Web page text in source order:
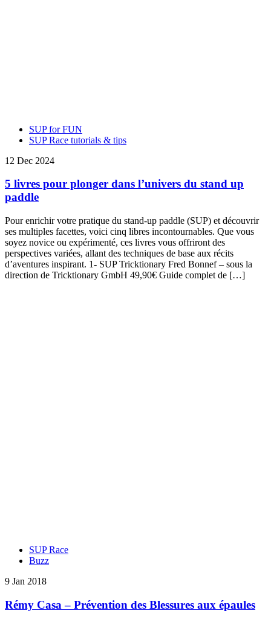
SUP for FUN
SUP Race tutorials & tips
12 Dec 2024
5 livres pour plonger dans l’univers du stand up
paddle
Pour enrichir votre pratique du stand-up paddle (SUP) et découvrir
ses multiples facettes, voici cinq libres incontournables. Que vous
soyez novice ou expérimenté, ces livres vous offriront des
perspectives variées, allant des techniques de base aux récits
d’aventures inspirant. 1- SUP Tricktionary Fred Bonnef – sous la
direction de Tricktionary GmbH 49,90€ Guide complet de […]
SUP Race
Buzz
9 Jan 2018
Rémy Casa – Prévention des Blessures aux épaules